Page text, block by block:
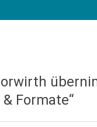
Formate“